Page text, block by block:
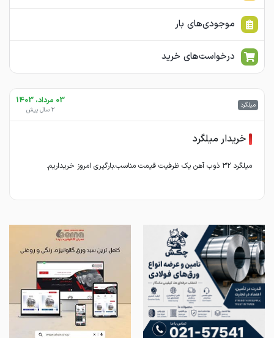
موجودی‌های بار
درخواست‌های خرید
میلگرد 03 مرداد، 1403
2 سال پیش
خریدار میلگرد
میلگرد ۳۲ ذوب آهن یک ظرفیت قیمت مناسب.بارگیری امروز خریداریم.